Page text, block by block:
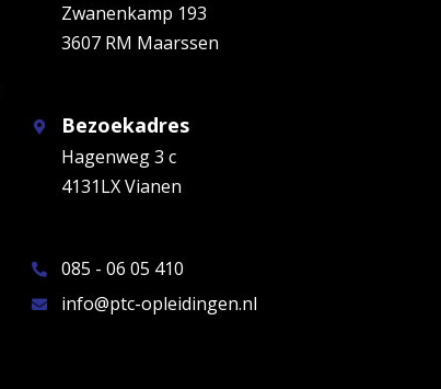
Zwanenkamp 193
3607 RM Maarssen
Bezoekadres
Hagenweg 3 c
4131LX Vianen
085 - 06 05 410
info@ptc-opleidingen.nl